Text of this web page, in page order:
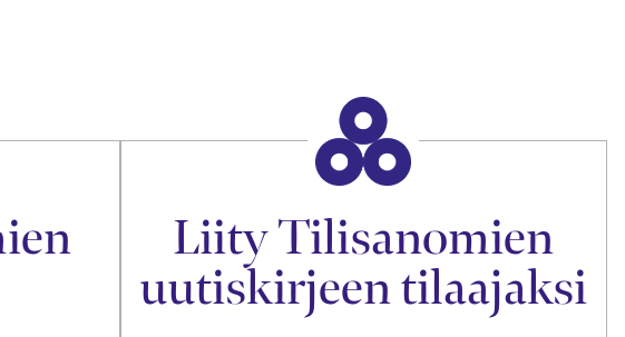
Liity Tilisanomien
uutiskirjeen tilaajaksi